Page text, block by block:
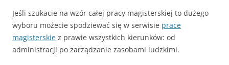
Jeśli szukacie na wzór całej pracy magisterskiej to dużego
wyboru możecie spodziewać się w serwisie prace
magisterskie z prawie wszystkich kierunków: od
administracji po zarządzanie zasobami ludzkimi.